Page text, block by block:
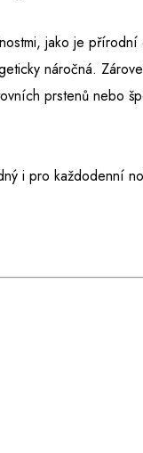
jako je přírodní
náročná.
prstenů nebo
i pro každodenní